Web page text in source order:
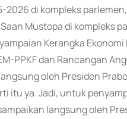
2026 di kompleks
Saan Mustopa di
Kerangka
PPKF dan Rancangan
oleh Presiden
itu ya. Jadi, untuk
langsung oleh